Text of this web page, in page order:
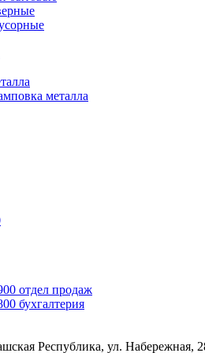
металла
отдел продаж
бухгалтерия
Республика, ул. Набережная,